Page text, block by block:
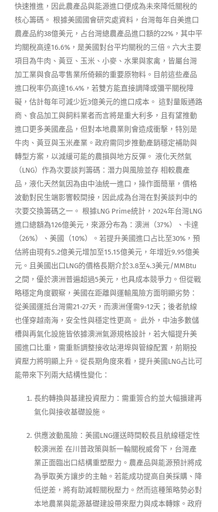
快速推進，因此農產品與能源進口便成為未來降低關稅的
核心籌碼。 根據美國國會研究處資料，台灣每年自美進口
農產品約38億美元，占台灣總農產品進口額的22%，其中平
均關稅高達16.6%，是美國對台平均關稅的三倍。六大主要
項目為牛肉、黃豆、玉米、小麥、水果與家禽，皆屬台灣
加工業與食品零售業所倚賴的重要原物料。目前這些產品
進口稅率仍高達16.4%，若雙方能直接調降或彌平關稅障
礙，估計每年可減少近3億美元的進口成本。 這對量販通路
商、食品加工與飼料業者而言將是重大利多，且有望推動
進口更多美國產品，但對本地農業則會造成衝擊，特別是
牛肉、黃豆與玉米產業。政府需同步推動產銷穩定補助與
轉型方案，以減緩可能的農損與地方反彈。 液化天然氣
（LNG）作為次要談判籌碼：潛力與風險並存 相較農產
品，液化天然氣因為由中油統一進口，操作面簡單，價格
波動對民生端影響較間接，因此成為台灣在對美談判中的
次要交換籌碼之一。 根據LNG Prime統計，2024年台灣LNG
進口總額為126億美元，來源分布為：澳洲（37%）、卡達
（26%）、美國（10%）。若提升美國進口占比至30%，預
估將由現有5.2億美元增加至15.15億美元，年增近9.95億美
元。且美國出口LNG的價格長期介於3.8至4.3美元/MMBtu
之間，優於澳洲普遍超過5美元，也具成本競爭力。但從戰
略穩定角度觀察，美國在距離與運輸風險方面明顯劣勢：
從美國運抵台灣需21-27天，而澳洲僅需9-12天；後者航線
也僅穿越南海，安全性與穩定性更高。 此外，中油多數儲
槽與再氣化設施皆依據澳洲氣源規格設計，若大幅提升美
國進口比重，需重新調整接收站港埠與管線配置，前期投
資壓力將明顯上升。從長期角度來看，提升美國LNG占比可
能帶來下列兩大結構性變化：
長約轉換與基建投資壓力：需重簽合約並大幅擴建再
氣化與接收基礎設施。
供應波動風險：美國LNG運送時間較長且航線穩定性
較澳洲差 在川普政策與新一輪關稅威脅下，台灣產
業正面臨出口結構重塑壓力。農產品與能源預計將成
為爭取美方讓步的主軸。若能成功提高自美採購、降
低逆差，將有助減輕關稅壓力。然而這種策略勢必對
本地農業與能源基礎建設帶來壓力與成本轉嫁。政府